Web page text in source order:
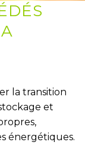
la transition
et
énergétiques.